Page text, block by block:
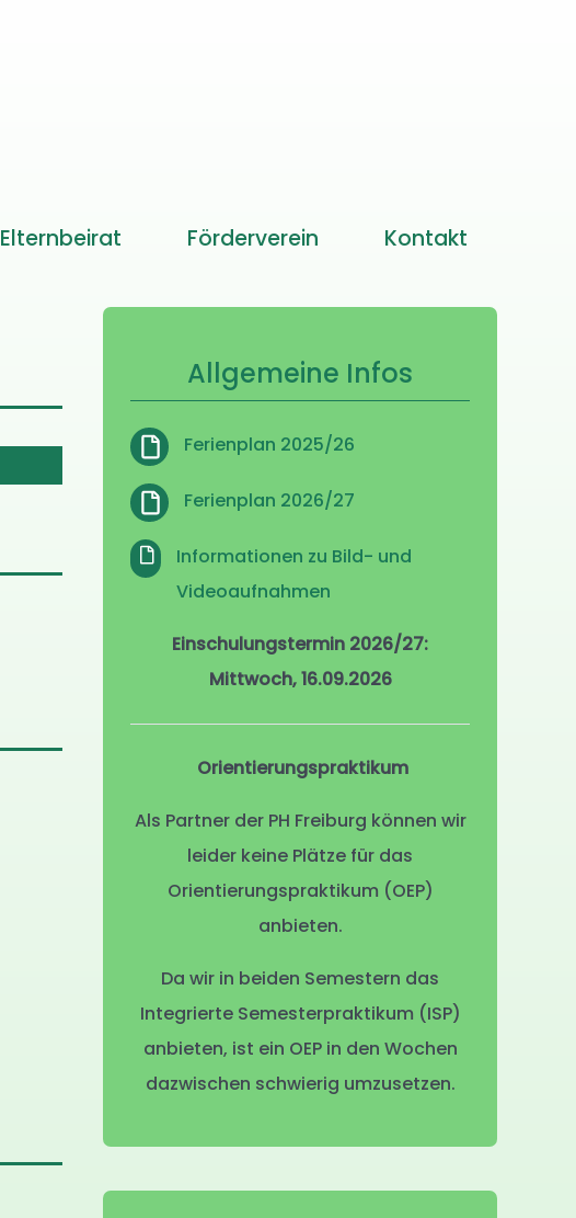
Elternbeirat Förderverein Kontakt
Allgemeine Infos
Ferienplan 2025/26
Ferienplan 2026/27
Informationen zu Bild- und
Videoaufnahmen
Einschulungstermin 2026/27:
Mittwoch, 16.09.2026
Orientierungspraktikum
Als Partner der PH Freiburg können wir
leider keine Plätze für das
Orientierungspraktikum (OEP)
anbieten.
Da wir in beiden Semestern das
Integrierte Semesterpraktikum (ISP)
anbieten, ist ein OEP in den Wochen
dazwischen schwierig umzusetzen.